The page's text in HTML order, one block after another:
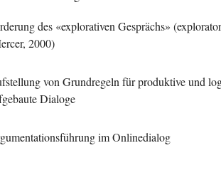
des «explorativen Gesprächs»
2000)
von Grundregeln für produktive und
Dialoge
im Onlinedialog